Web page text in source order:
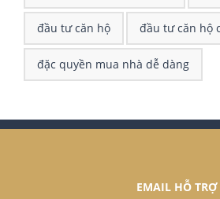
đầu tư căn hộ đầu tư căn hộ
đặc quyền mua nhà dễ dàng
EMAIL HỖ TRỢ